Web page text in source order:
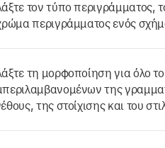
τον τύπο περιγράμματος,
περιγράμματος ενός
τη μορφοποίηση για όλο
της
της στοίχισης και του